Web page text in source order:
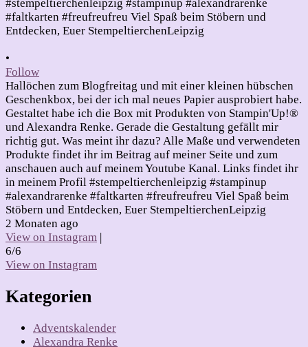
•
Follow
Hallöchen zum Blogfreitag und mit einer kleinen hübschen
Geschenkbox, bei der ich mal neues Papier ausprobiert habe.
Gestaltet habe ich die Box mit Produkten von Stampin'Up!®
und Alexandra Renke. Gerade die Gestaltung gefällt mir
richtig gut. Was meint ihr dazu? Alle Maße und verwendeten
Produkte findet ihr im Beitrag auf meiner Seite und zum
anschauen auch auf meinem Youtube Kanal. Links findet ihr
in meinem Profil #stempeltierchenleipzig #stampinup
#alexandrarenke #faltkarten #freufreufreu Viel Spaß beim
Stöbern und Entdecken, Euer StempeltierchenLeipzig
2 Monaten ago
View on Instagram |
6/6
View on Instagram
Kategorien
Adventskalender
Alexandra Renke